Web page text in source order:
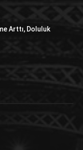
Arttı, Doluluk